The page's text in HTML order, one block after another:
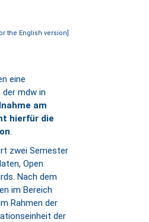
the English version]
eine
der mdw in
am
hierfür die
.
zwei Semester
Open
Nach dem
im Bereich
Rahmen der
der